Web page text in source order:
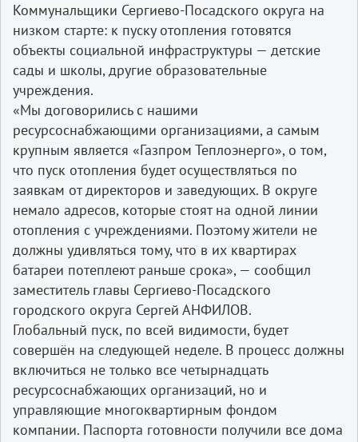
Коммунальщики Сергиево-Посадского округа на
низком старте: к пуску отопления готовятся
объекты социальной инфраструктуры — детские
сады и школы, другие образовательные
учреждения.
«Мы договорились с нашими
ресурсоснабжающими организациями, а самым
крупным является «Газпром Теплоэнерго», о том,
что пуск отопления будет осуществляться по
заявкам от директоров и заведующих. В округе
немало адресов, которые стоят на одной линии
отопления с учреждениями. Поэтому жители не
должны удивляться тому, что в их квартирах
батареи потеплеют раньше срока», — сообщил
заместитель главы Сергиево-Посадского
городского округа Сергей АНФИЛОВ.
Глобальный пуск, по всей видимости, будет
совершён на следующей неделе. В процесс должны
включиться не только все четырнадцать
ресурсоснабжающих организаций, но и
управляющие многоквартирным фондом
компании. Паспорта готовности получили все дома